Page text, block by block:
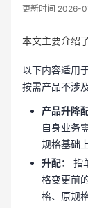
更新时间 2026-
本文主要介绍
以下内容适用
按需产品不涉及
产品升降配
自身业务
规格基础
升配：
指
格变更前
格、原规